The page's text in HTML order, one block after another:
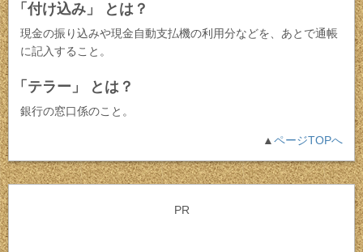
「付け込み」 とは？
現金の振り込みや現金自動支払機の利用分などを、あとで通帳
に記入すること。
「テラー」 とは？
銀行の窓口係のこと。
▲ページTOPへ
PR